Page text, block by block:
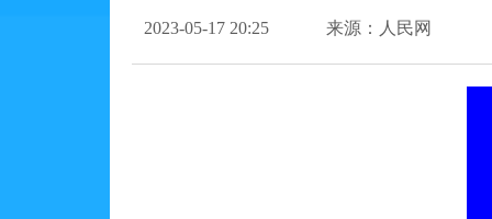
2023-05-17 20:25 来源：人民网